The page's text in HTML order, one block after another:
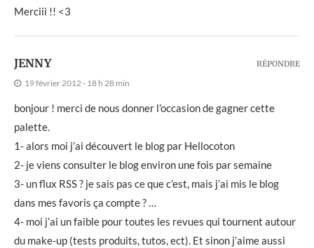
Merciii !! <3
JENNY
19 février 2012 - 18 h 28 min
bonjour ! merci de nous donner l’occasion de gagner cette
palette.
1- alors moi j’ai découvert le blog par Hellocoton
2- je viens consulter le blog environ une fois par semaine
3- un flux RSS ? je sais pas ce que c’est, mais j’ai mis le blog
dans mes favoris ça compte ? …
4- moi j’ai un faible pour toutes les revues qui tournent autour
du make-up (tests produits, tutos, ect). Et sinon j’aime aussi
RÉPONDRE